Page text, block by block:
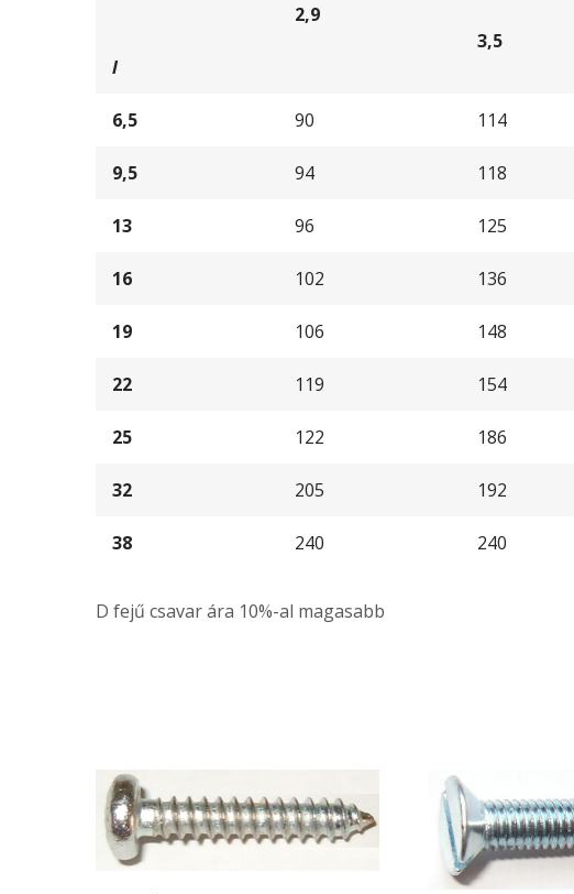
l
2,9
3,5
6,5 90 114
9,5 94 118
13 96 125
16 102 136
19 106 148
22 119 154
25 122 186
32 205 192
38 240 240
D fejű csavar ára 10%-al magasabb